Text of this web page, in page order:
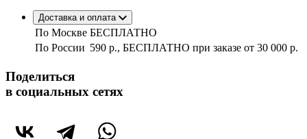
Доставка и оплата
По Москве БЕСПЛАТНО
По России 590 р., БЕСПЛАТНО при заказе от 30 000 р.
Поделиться
в социальных сетях